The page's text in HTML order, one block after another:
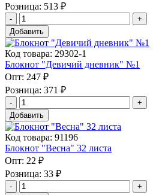
Розница: 513 ₽
Добавить
Код товара: 29302-1
Блокнот "Девичий дневник" №1
Опт: 247 ₽
Розница: 371 ₽
Добавить
Код товара: 91196
Блокнот "Весна" 32 листа
Опт: 22 ₽
Розница: 33 ₽